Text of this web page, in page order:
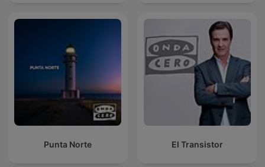
Punta Norte El Transistor